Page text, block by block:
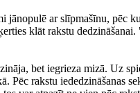
ar slīpmašīnu, pēc
klāt rakstu
bet iegrieza mizā. Uz
Pēc rakstu iededzināšanas